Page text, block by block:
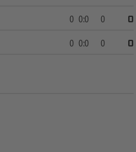
0 0:0 0
0
0 0:0 0 0